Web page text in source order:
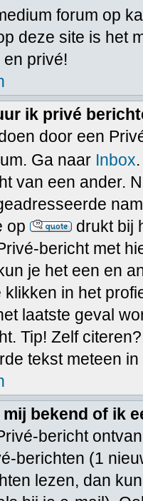
forum op
deze site is het
privé!
ik privé
door een
Ga naar Inbox
van een ander.
op
drukt bij
bericht met
je het een en
klikken in het
laatste geval
Tip! Zelf
tekst meteen
bekend of ik
bericht
berichten (1
lezen, dan